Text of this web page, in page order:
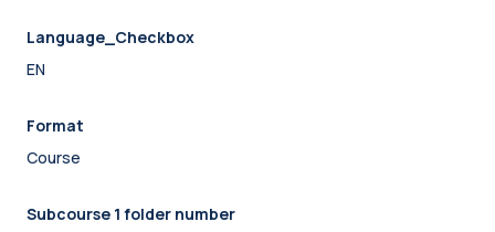
Language_Checkbox
EN
Format
Course
Subcourse 1 folder number